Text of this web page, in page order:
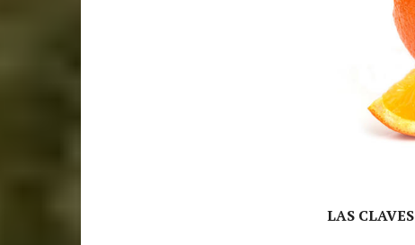
LAS CLAVES